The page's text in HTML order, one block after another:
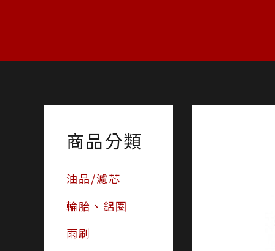
商品分類
油品/濾芯
輪胎、鋁圈
雨刷